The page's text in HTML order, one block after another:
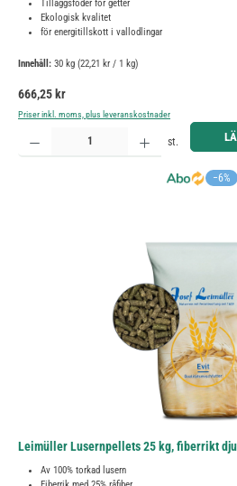
Tilläggsfoder för getter
Ekologisk kvalitet
för energitillskott i vallodlingar
Innehåll: 30 kg (22,21 kr / 1 kg)
Ordinarie pris:
666,25 kr
Priser inkl. moms, plus leveranskostnader
−6%
Produktkvantitet: Ange önskat belopp eller använd
st.
Leimüller Lusernpellets 25 kg, fiberrikt
Av 100% torkad lusern